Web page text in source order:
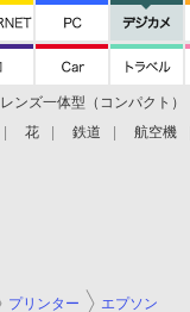
レンズ一体型（コンパクト）
花 鉄道 航空機
プリンター エプソン